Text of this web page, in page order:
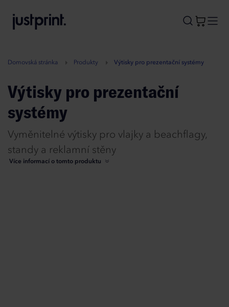
A
Domovská stránka Produkty Výtisky pro prezentační systémy
Výtisky pro prezentační
systémy
Vyměnitelné výtisky pro vlajky a beachflagy,
standy a reklamní stěny
Více informací o tomto produktu